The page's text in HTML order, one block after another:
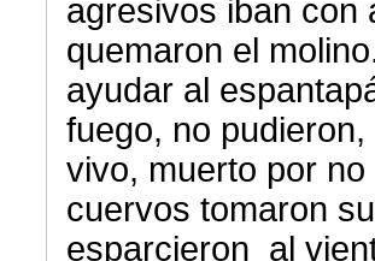
agresivos iban con
quemaron el
ayudar al
fuego, no
vivo, muerto por
cuervos tomaron
esparcieron al